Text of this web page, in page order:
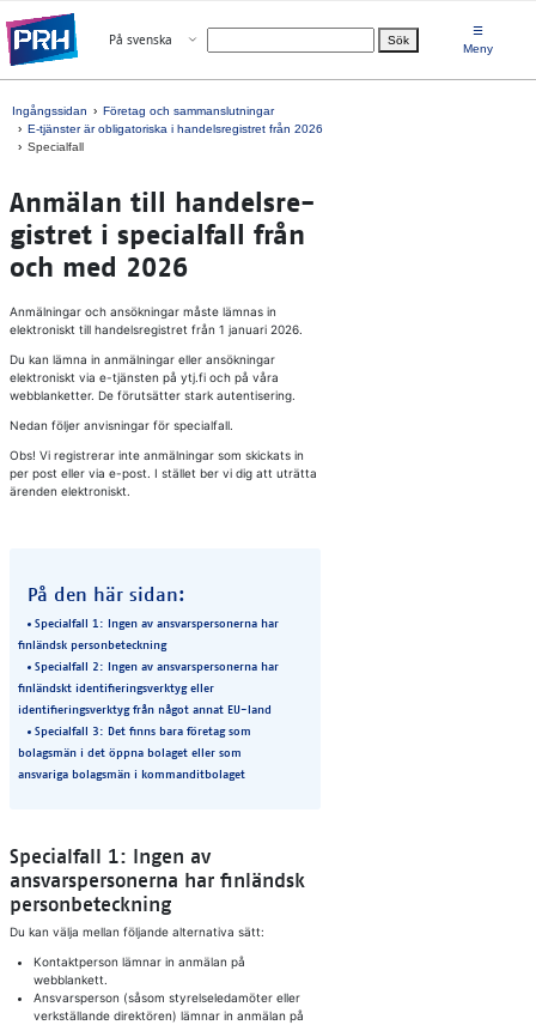
Välj språk
På svenska Öppna menyn Sök
☰
Meny
Ingångssidan
Företag och sammanslutningar
E-tjänster är obligatoriska i handelsregistret från 2026
Specialfall
An­mä­lan till han­dels­re­
gist­ret i spe­ci­al­fall från
och med 2026
Anmälningar och ansökningar måste lämnas in
elektroniskt till handelsregistret från 1 januari 2026.
Du kan lämna in anmälningar eller ansökningar
elektroniskt via e-tjänsten på ytj.fi och på våra
webblanketter. De förutsätter stark autentisering.
Nedan följer anvisningar för specialfall.
Obs! Vi registrerar inte anmälningar som skickats in
per post eller via e-post. I stället ber vi dig att uträtta
ärenden elektroniskt.
På den här sidan:
Specialfall 1: Ingen av ansvarspersonerna har
finländsk personbeteckning
Specialfall 2: Ingen av ansvarspersonerna har
finländskt identifieringsverktyg eller
identifieringsverktyg från något annat EU-land
Specialfall 3: Det finns bara företag som
bolagsmän i det öppna bolaget eller som
ansvariga bolagsmän i kommanditbolaget
Specialfall 1: Ingen av
ansvarspersonerna har finländsk
personbeteckning
Du kan välja mellan följande alternativa sätt:
Kontaktperson lämnar in anmälan på
webblankett.
Ansvarsperson (såsom styrelseledamöter eller
verkställande direktören) lämnar in anmälan på